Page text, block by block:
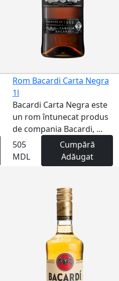
Rom Bacardi Carta Negra
1l
Bacardi Carta Negra este
un rom întunecat produs
de compania Bacardi, ...
505
MDL
Cumpără
Adăugat